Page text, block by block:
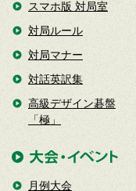
スマホ版 対局室
対局ルール
対局マナー
対話英訳集
高級デザイン碁盤
「極」
月例大会